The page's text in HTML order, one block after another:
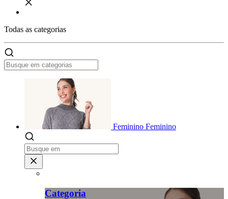
Todas as categorias
Feminino Feminino
Categoria